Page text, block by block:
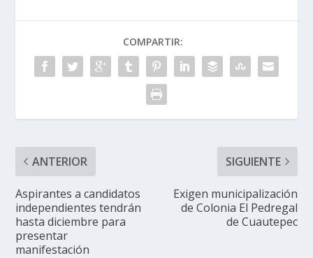
COMPARTIR:
ANTERIOR
Aspirantes a candidatos
independientes tendrán
hasta diciembre para
presentar
manifestación
SIGUIENTE
Exigen municipalización
de Colonia El Pedregal
de Cuautepec